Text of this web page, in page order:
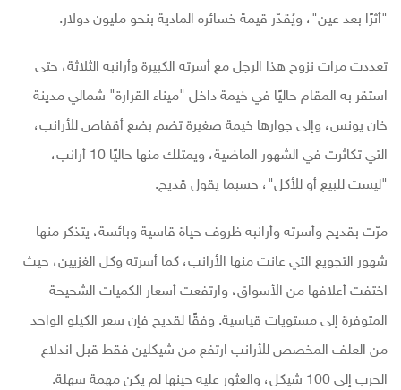
"أثرًا بعد عين"، ويُقدّر قيمة خسائره المادية بنحو مليون دولار.
تعددت مرات نزوح هذا الرجل مع أسرته الكبيرة وأرانبه الثلاثة، حتى
استقر به المقام حاليًا في خيمة داخل "ميناء القرارة" شمالي مدينة
خان يونس، وإلى جوارها خيمة صغيرة تضم بضع أقفاص للأرانب،
التي تكاثرت في الشهور الماضية، ويمتلك منها حاليًا 10 أرانب،
"ليست للبيع أو للأكل"، حسبما يقول قديح.
مرّت بقديح وأسرته وأرانبه ظروف حياة قاسية وبائسة، يتذكر منها
شهور التجويع التي عانت منها الأرانب، كما أسرته وكل الغزيين، حيث
اختفت أعلافها من الأسواق، وارتفعت أسعار الكميات الشحيحة
المتوفرة إلى مستويات قياسية. وفقًا لقديح فإن سعر الكيلو الواحد
من العلف المخصص للأرانب ارتفع من شيكلين فقط قبل اندلاع
الحرب إلى 100 شيكل، والعثور عليه حينها لم يكن مهمة سهلة.